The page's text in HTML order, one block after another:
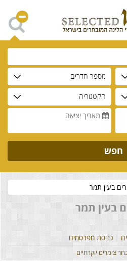
מספר חדרים
הקטגוריה
תאריך יציאה
חפש
בעין תמר
בעין תמר
כניסת מפרסמים
צימרים יוקרתיים